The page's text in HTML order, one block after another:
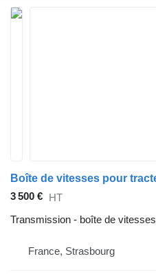
3 500 € HT
Transmission - boîte de vitesses
France, Strasbourg